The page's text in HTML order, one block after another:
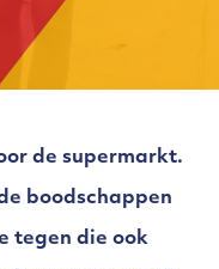
de supermarkt.
boodschappen
tegen die ook